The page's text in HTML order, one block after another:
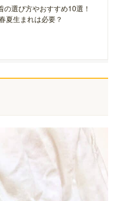
の選び方やおすすめ10選！
夏生まれは必要？